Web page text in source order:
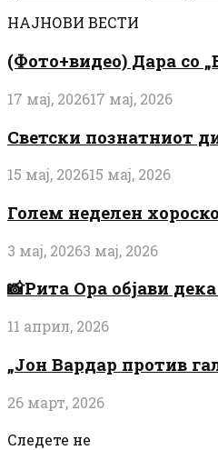
НАЈНОВИ ВЕСТИ
(Фото+видео) Дара со
17 мај, 202617 мај, 2026
Светски познатниот
15 мај, 202615 мај, 2026
Голем неделен
3 мај, 20263 мај, 2026
📸Рита Ора објави
11 април, 2026
„Јон Вардар против
26 март, 2026
Следете не